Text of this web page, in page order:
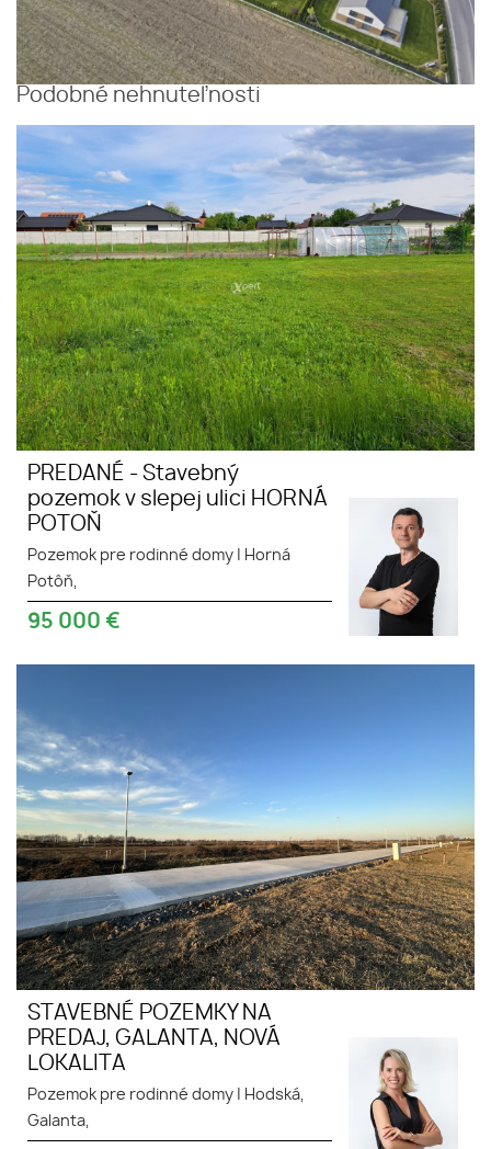
Podobné nehnuteľnosti
Stavebný pozemok v slepej ulici
HORNÁ POTOŇ
PREDANÉ - Stavebný
pozemok v slepej ulici HORNÁ
POTOŇ
Pozemok pre rodinné domy
Horná
Potôň,
95 000 €
STAVEBNÉ POZEMKY NA
PREDAJ, GALANTA, NOVÁ
LOKALITA
Pozemok pre rodinné domy
Hodská,
Galanta,